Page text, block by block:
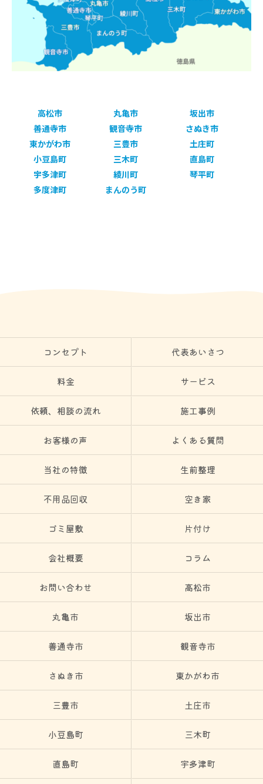
高松市 丸亀市
坂出市
善通寺市
観音寺市
さぬき市
東かがわ市
三豊市
土庄町
小豆島町
三木町
直島町
宇多津町
綾川町
琴平町
多度津町
まんのう町
コンセプト 代表あいさつ
料金 サービス
依頼、相談の流れ 施工事例
お客様の声 よくある質問
当社の特徴 生前整理
不用品回収 空き家
ゴミ屋敷 片付け
会社概要 コラム
お問い合わせ 高松市
丸亀市 坂出市
善通寺市 観音寺市
さぬき市 東かがわ市
三豊市 土庄市
小豆島町 三木町
直島町 宇多津町